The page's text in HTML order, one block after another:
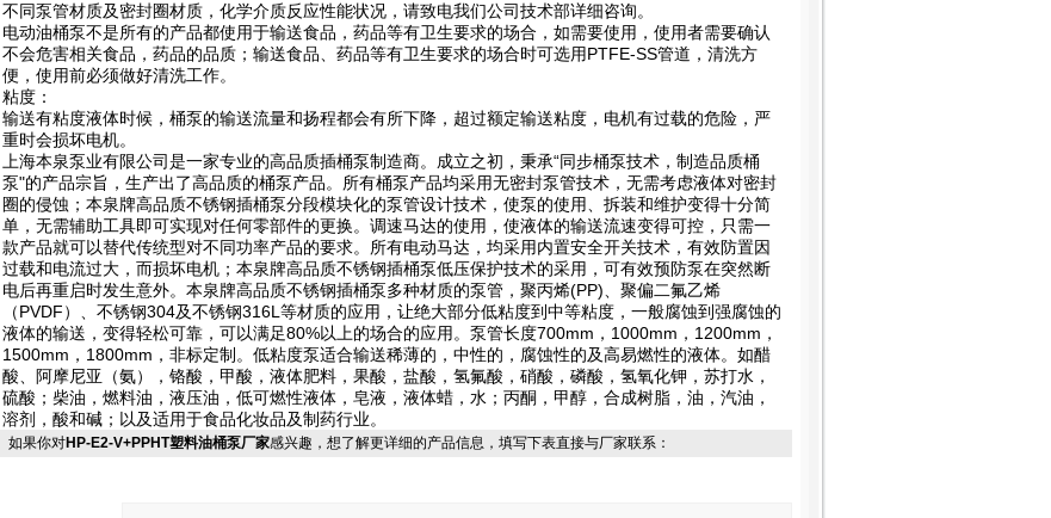
不同泵管材质及密封圈材质，化学介质反应性能状况，请致电我们公司技术部详细咨询。
电动油桶泵不是所有的产品都使用于输送食品，药品等有卫生要求的场合，如需要使用，使用者需要确认
不会危害相关食品，药品的品质；输送食品、药品等有卫生要求的场合时可选用PTFE-SS管道，清洗方
便，使用前必须做好清洗工作。
粘度：
输送有粘度液体时候，桶泵的输送流量和扬程都会有所下降，超过额定输送粘度，电机有过载的危险，严
重时会损坏电机。
上海本泉泵业有限公司是一家专业的高品质插桶泵制造商。成立之初，秉承“同步桶泵技术，制造品质桶
泵"的产品宗旨，生产出了高品质的桶泵产品。所有桶泵产品均采用无密封泵管技术，无需考虑液体对密封
圈的侵蚀；本泉牌高品质不锈钢插桶泵分段模块化的泵管设计技术，使泵的使用、拆装和维护变得十分简
单，无需辅助工具即可实现对任何零部件的更换。调速马达的使用，使液体的输送流速变得可控，只需一
款产品就可以替代传统型对不同功率产品的要求。所有电动马达，均采用内置安全开关技术，有效防置因
过载和电流过大，而损坏电机；本泉牌高品质不锈钢插桶泵低压保护技术的采用，可有效预防泵在突然断
电后再重启时发生意外。本泉牌高品质不锈钢插桶泵多种材质的泵管，聚丙烯(PP)、聚偏二氟乙烯
（PVDF）、不锈钢304及不锈钢316L等材质的应用，让绝大部分低粘度到中等粘度，一般腐蚀到强腐蚀的
液体的输送，变得轻松可靠，可以满足80%以上的场合的应用。泵管长度700mm，1000mm，1200mm，
1500mm，1800mm，非标定制。低粘度泵适合输送稀薄的，中性的，腐蚀性的及高易燃性的液体。如醋
酸、阿摩尼亚（氨），铬酸，甲酸，液体肥料，果酸，盐酸，氢氟酸，硝酸，磷酸，氢氧化钾，苏打水，
硫酸；柴油，燃料油，液压油，低可燃性液体，皂液，液体蜡，水；丙酮，甲醇，合成树脂，油，汽油，
溶剂，酸和碱；以及适用于食品化妆品及制药行业。
如果你对HP-E2-V+PPHT塑料油桶泵厂家感兴趣，想了解更详细的产品信息，填写下表直接与厂家联系：